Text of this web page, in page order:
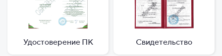
Удостоверение ПК Свидетельство